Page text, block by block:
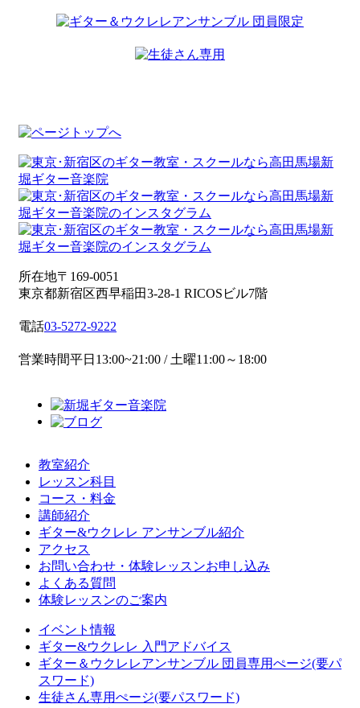
所在地〒169-0051
東京都新宿区西早稲田3-28-1 RICOSビル7階
電話03-5272-9222
営業時間平日13:00~21:00 / 土曜11:00～18:00
教室紹介
レッスン科目
コース・料金
講師紹介
ギター&ウクレレ アンサンブル紹介
アクセス
お問い合わせ・体験レッスンお申し込み
よくある質問
体験レッスンのご案内
イベント情報
ギター&ウクレレ 入門アドバイス
ギター＆ウクレレアンサンブル 団員専用ぺージ(要パ
スワード)
生徒さん専用ぺージ(要パスワード)